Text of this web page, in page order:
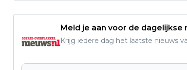
Meld je aan voor de dagelijkse
Krijg iedere dag het laatste nieuws